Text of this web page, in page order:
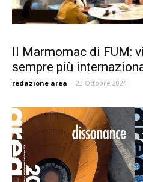
Il Marmomac di FUM:
sempre più
redazione area - 23 Ottobre 2024